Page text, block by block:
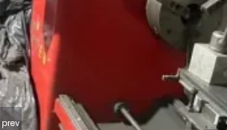
prev